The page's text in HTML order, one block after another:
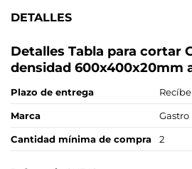
DETALLES
Detalles Tabla para cortar
densidad 600x400x20mm
Plazo de entrega
Marca Gastro
Cantidad mínima de compra 2